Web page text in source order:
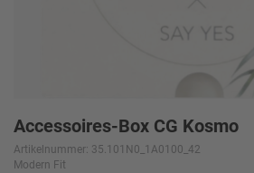
Accessoires-Box CG Kosmo
Artikelnummer: 35.101N0_1A0100_42
Modern Fit